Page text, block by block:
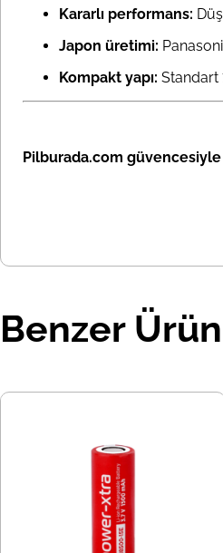
Kararlı performans:
Japon üretimi:
Kompakt yapı: Standart
Pilburada.com
Benzer